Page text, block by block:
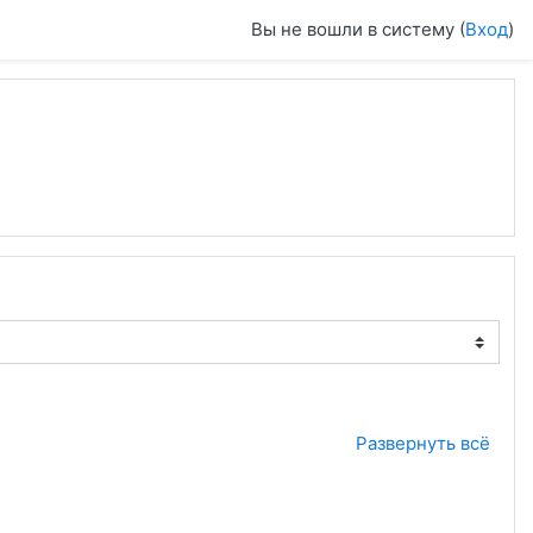
Вы не вошли в систему (Вход)
Развернуть всё